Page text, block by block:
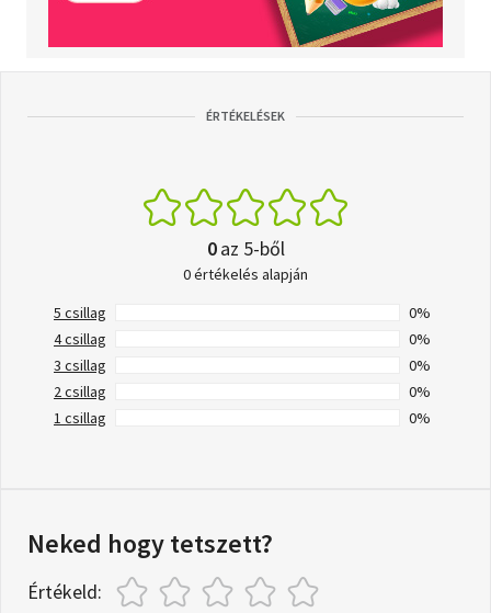
ÉRTÉKELÉSEK
0az 5-ből
0 értékelés alapján
5 csillag
0%
4 csillag
0%
3 csillag
0%
2 csillag
0%
1 csillag
0%
Neked hogy tetszett?
Értékeld: